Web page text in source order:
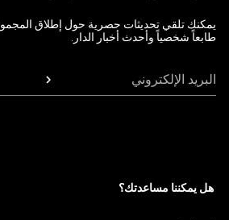
يمكنك تلقي تحديثات حصرية حول إطلاق
طابعاً شخصياً وأحدث أخبار الدار.
البريد الإلكتروني
هل يمكننا مساعدتك؟